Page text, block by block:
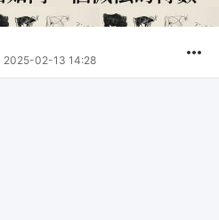
2025-02-13 14:28